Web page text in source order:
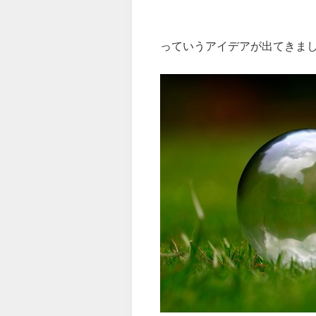
っていうアイデアが出てきま